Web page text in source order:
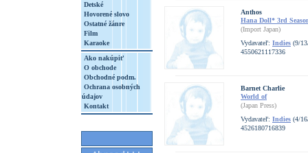
Detské
Hovorené slovo
Ostatné žánre
Film
Karaoke
Ako nakúpiť
O obchode
Obchodné podm.
Ochrana osobných
údajov
Kontakt
Anthos
Hana Doll* 3rd
(Import Japan)
Vydavateľ: Indies (9/
4550621117336
Barnet Charlie
World of
(Japan Press)
Vydavateľ: Indies (4/
4526180716839